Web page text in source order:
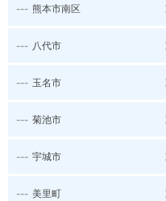
--- 熊本市南区
--- 八代市
--- 玉名市
--- 菊池市
--- 宇城市
--- 美里町